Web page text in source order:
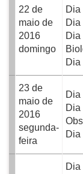
22 de
maio de
2016
domingo
Dia
Dia
Dia
23 de
maio de
2016
segunda-
feira
Dia
Dia
Dia